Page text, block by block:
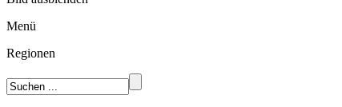
Menü
Regionen